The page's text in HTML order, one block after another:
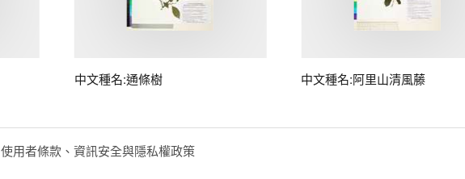
中文種名:通條樹 中文種名:阿里山清風藤
使用者條款、資訊安全與隱私權政策